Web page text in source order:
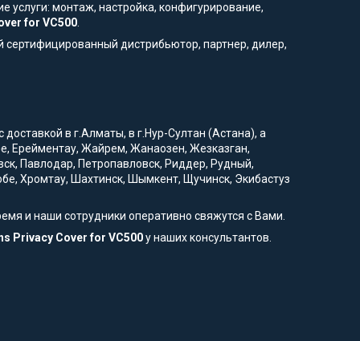
монтаж, настройка, конфигурирование,
for VC500.
дистрибьютор, партнер, дилер,
в г.Алматы, в г.Нур-Султан (Астана), а
Ерейментау, Жайрем, Жанаозен, Жезказган,
Павлодар, Петропавловск, Риддер, Рудный,
Хромтау, Шахтинск, Шымкент, Щучинск, Экибастуз
и наши сотрудники оперативно свяжутся с Вами.
Privacy Cover for VC500у наших консультантов.